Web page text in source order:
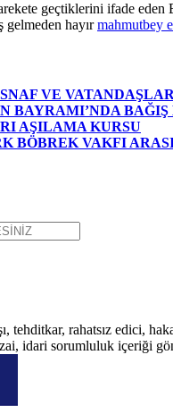
geçtiklerini ifade
gelmeden hayırmahmutbey
VE
BAYRAMI’NDA
AŞILAMA KURSU
BÖBREK VAKFI
tehditkar, rahatsız edici,
idari sorumluluk içeriği